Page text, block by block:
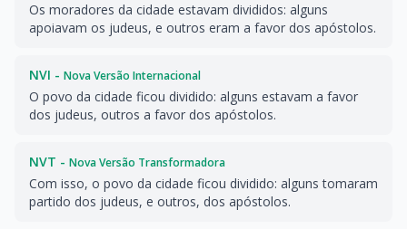
Os moradores da cidade estavam divididos: alguns
apoiavam os judeus, e outros eram a favor dos apóstolos.
NVI - Nova Versão Internacional
O povo da cidade ficou dividido: alguns estavam a favor
dos judeus, outros a favor dos apóstolos.
NVT - Nova Versão Transformadora
Com isso, o povo da cidade ficou dividido: alguns tomaram
partido dos judeus, e outros, dos apóstolos.